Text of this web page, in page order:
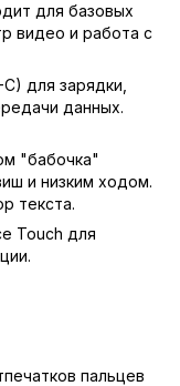
для базовых
видео и работа с
для зарядки,
данных.
"бабочка"
и низким ходом.
текста.
Touch для
пальцев